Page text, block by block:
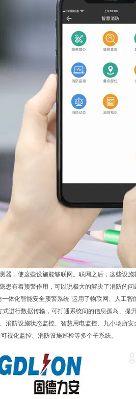
器，使这些设施能够联网。联网之后，这些设
患有着预警作用，可以说极大的解决了消防的
体化智能安全预警系统"运用了物联网、人工
式进行数据传输，可打通系统间的信息孤岛、提
消防设施状态监控、智慧用电监控、九小场所
视化监控、消防设施巡检等多个子系统。